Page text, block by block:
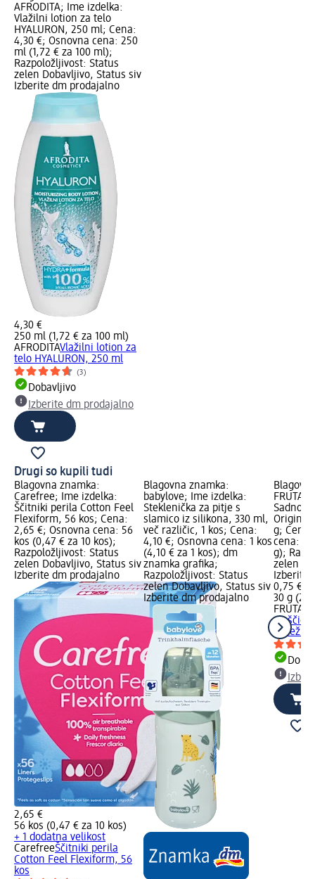
AFRODITA; Ime izdelka:
Vlažilni lotion za telo
HYALURON, 250 ml; Cena:
4,30 €; Osnovna cena: 250
ml (1,72 € za 100 ml);
Razpoložljivost: Status
zelen Dobavljivo, Status siv
Izberite dm prodajalno
4,30 €
250 ml (1,72 € za 100 ml)
AFRODITAVlažilni lotion za
telo HYALURON, 250 ml
(3)
Dobavljivo
Izberite dm prodajalno
Drugi so kupili tudi
Blagovna znamka:
Carefree; Ime izdelka:
Ščitniki perila Cotton Feel
Flexiform, 56 kos; Cena:
2,65 €; Osnovna cena: 56
kos (0,47 € za 10 kos);
Razpoložljivost: Status
zelen Dobavljivo, Status siv
Izberite dm prodajalno
2,65 €
56 kos (0,47 € za 10 kos)
+ 1 dodatna velikost
CarefreeŠčitniki perila
Cotton Feel Flexiform, 56
kos
Blagovna znamka:
babylove; Ime izdelka:
Steklenička za pitje s
slamico iz silikona, 330 ml,
več različic, 1 kos; Cena:
4,10 €; Osnovna cena: 1 kos
(4,10 € za 1 kos); dm
znamka grafika;
Razpoložljivost: Status
zelen Dobavljivo, Status siv
Izberite dm prodajalno
Sadno
Original
g;
cena: 30
g);
zelen
Izberite
0,75 €
30 g
ploščica
sadeži,